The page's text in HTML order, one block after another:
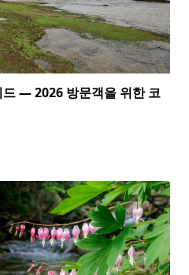
— 2026 방문객을 위한 코